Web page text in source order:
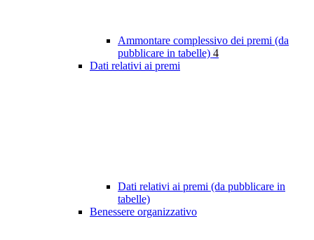
Ammontare complessivo dei premi (da
pubblicare in tabelle) 4
Dati relativi ai premi
Dati relativi ai premi (da pubblicare in
tabelle)
Benessere organizzativo